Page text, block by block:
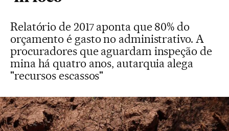
Relatório de 2017 aponta que 80% do
orçamento é gasto no administrativo. A
procuradores que aguardam inspeção de
mina há quatro anos, autarquia alega
"recursos escassos"